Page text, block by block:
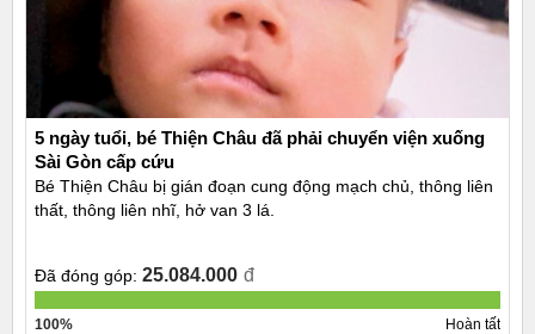
5 ngày tuổi, bé Thiện Châu đã phải chuyển viện xuống
Sài Gòn cấp cứu
Bé Thiện Châu bị gián đoạn cung động mạch chủ, thông liên
thất, thông liên nhĩ, hở van 3 lá.
Đã đóng góp: 25.084.000 đ
100% Hoàn tất